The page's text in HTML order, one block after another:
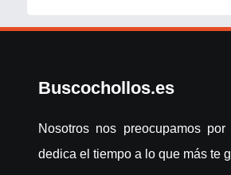
Buscochollos.es
Nosotros nos preocupamos
dedica el tiempo a lo que más te